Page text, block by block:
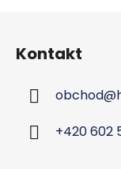
Kontakt
obchod@
+420 602